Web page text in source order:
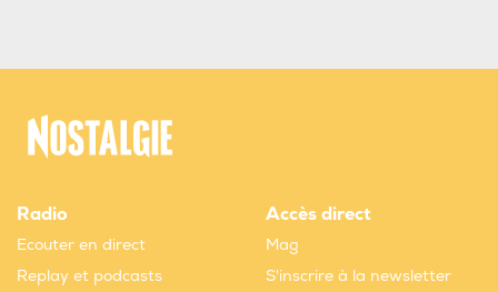
Radio
Ecouter en direct
Replay et podcasts
Accès direct
Mag
S'inscrire à la newsletter